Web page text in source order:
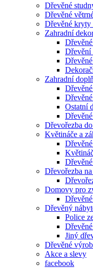
Dřevěné
Dřevěné
Dřevěné kryty
Zahradní
Dřevění
Zahradní
Ostatní
Dřevořezba
Květináče a
Dřevořezba
Domovy pro
Dřevěný
Police
Jiný
Dřevěné
Akce a slevy
facebook